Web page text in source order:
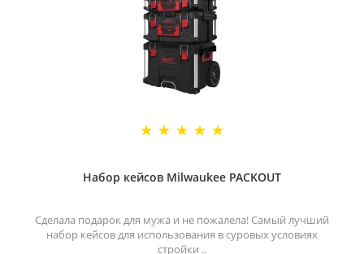
Набор кейсов Milwaukee PACKOUT
Сделала подарок для мужа и не пожалела! Самый лучший
набор кейсов для использования в суровых условиях
стройки ..